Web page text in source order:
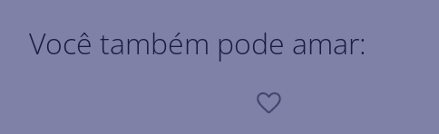
Você também pode amar: